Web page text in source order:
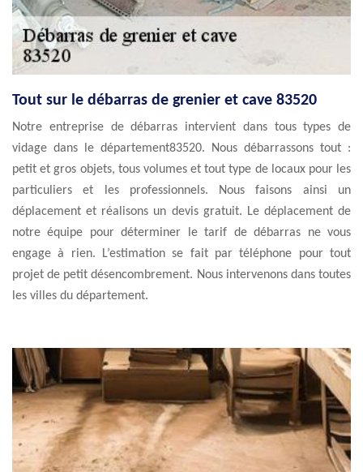
Tout sur le débarras de grenier et cave 83520
Notre entreprise de débarras intervient dans tous types de
vidage dans le département83520. Nous débarrassons tout :
petit et gros objets, tous volumes et tout type de locaux pour les
particuliers et les professionnels. Nous faisons ainsi un
déplacement et réalisons un devis gratuit. Le déplacement de
notre équipe pour déterminer le tarif de débarras ne vous
engage à rien. L’estimation se fait par téléphone pour tout
projet de petit désencombrement. Nous intervenons dans toutes
les villes du département.